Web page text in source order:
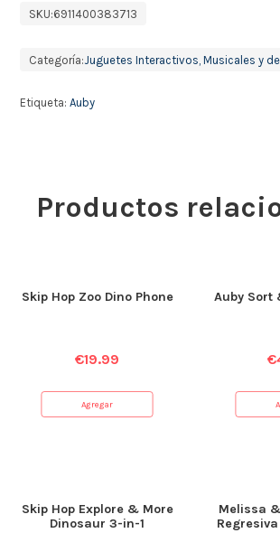
SKU:6911400383713
Categoría:Juguetes Interactivos, Musicales y
Etiqueta:Auby
Productos
Skip Hop Zoo Dino Phone
€19.99
Agregar
Auby Sort
€
Skip Hop Explore & More
Dinosaur 3-in-1
Melissa